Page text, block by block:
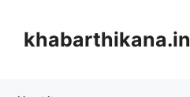
contentkhabarthikana.in